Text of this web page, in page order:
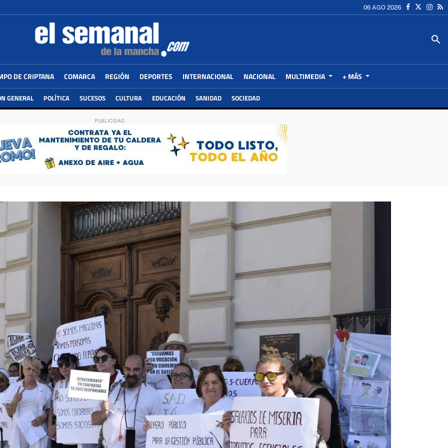
06 AGO 2026
search
DE CRIPTANA COMARCA REGIÓN DEPORTES INTERNACIONAL NACIONAL MULTIMEDIA + MÁS
GENERAL POLÍTICA SUCESOS CULTURA EDUCACIÓN SANIDAD SOCIEDAD